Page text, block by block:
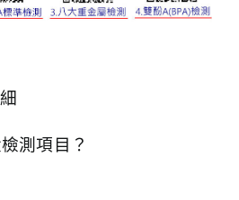
測項目？